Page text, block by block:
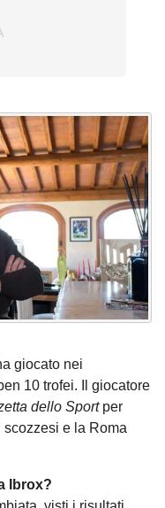
giocato nei
10 trofei. Il giocatore
dello Sportper
e la Roma
Ibrox?